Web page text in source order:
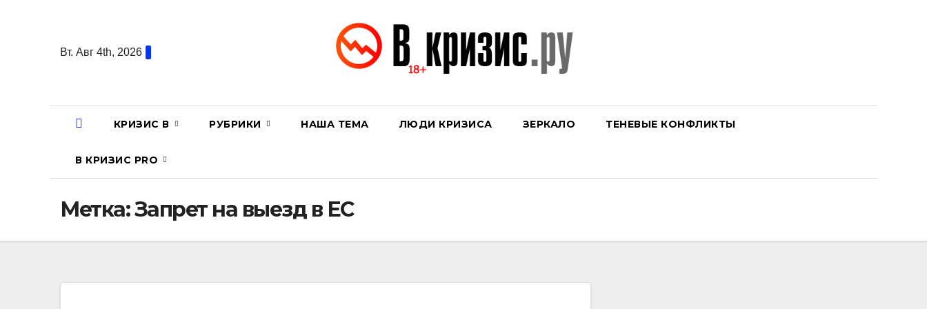
содержаниюВт. Авг 4th, 2026
КРИЗИС В РУБРИКИ НАША ТЕМА ЛЮДИ КРИЗИСА ЗЕРКАЛО ТЕНЕВЫЕ КОНФЛИКТЫ
В КРИЗИС PRO
Метка:Запрет на выезд в ЕС